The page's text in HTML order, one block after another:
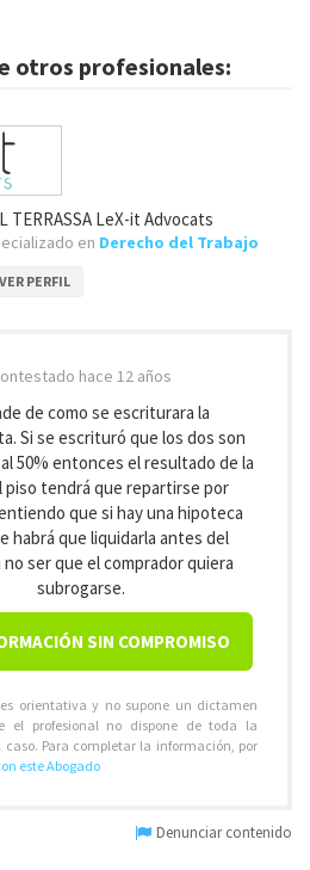
otros profesionales:
TERRASSA LeX-it Advocats
en Derecho del Trabajo
VER PERFIL
hace 12 años
de como se escriturara la
Si se escrituró que los dos son
50% entonces el resultado de la
piso tendrá que repartirse por
que si hay una hipoteca
habrá que liquidarla antes del
ser que el comprador quiera
subrogarse.
SIN COMPROMISO
es orientativa y no supone un dictamen
el profesional no dispone de toda la
Para completar la información, por
este Abogado
Denunciar contenido